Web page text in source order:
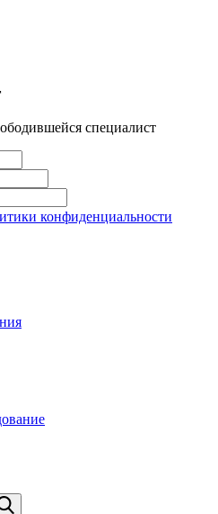
специалист
конфиденциальности